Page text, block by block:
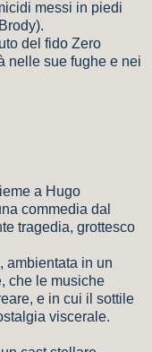
messi in piedi
del fido Zero
nelle sue fughe e nei
a Hugo
commedia dal
tragedia, grottesco
ambientata in un
che le musiche
e in cui il sottile
viscerale.